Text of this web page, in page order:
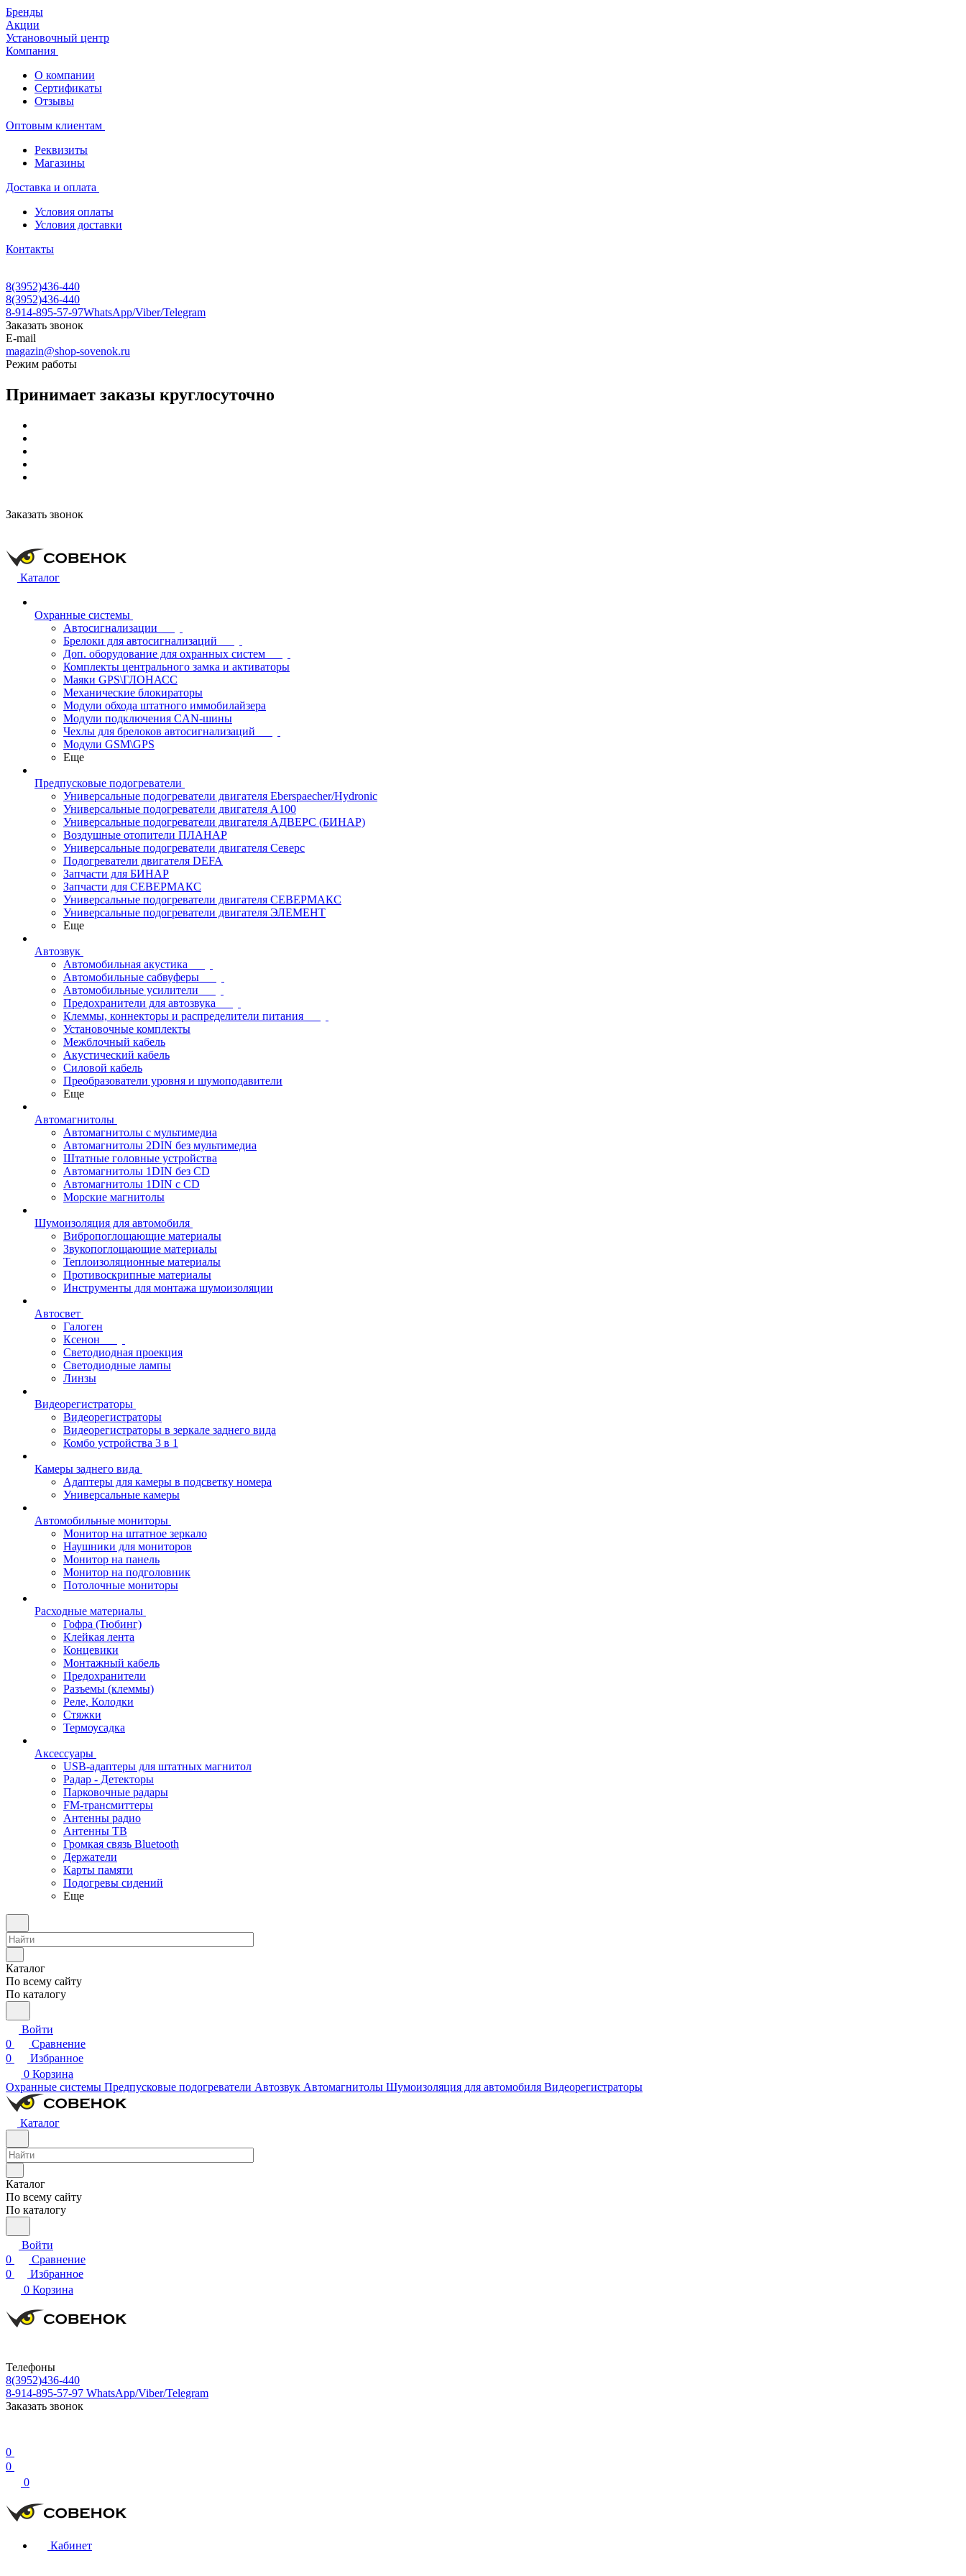
Бренды
Акции
Установочный центр
Компания
О компании
Сертификаты
Отзывы
Оптовым клиентам
Реквизиты
Магазины
Доставка и оплата
Условия оплаты
Условия доставки
Контакты
8(3952)436-440
8(3952)436-440
8-914-895-57-97WhatsApp/Viber/Telegram
Заказать звонок
E-mail
magazin@shop-sovenok.ru
Режим работы
Принимает заказы круглосуточно
Заказать звонок
Каталог
Охранные системы
Автосигнализации
Брелоки для автосигнализаций
Доп. оборудование для охранных систем
Комплекты центрального замка и активаторы
Маяки GPS\ГЛОНАСС
Механические блокираторы
Модули обхода штатного иммобилайзера
Модули подключения CAN-шины
Чехлы для брелоков автосигнализаций
Модули GSM\GPS
Еще
Предпусковые подогреватели
Универсальные подогреватели двигателя Eberspaecher/Hydronic
Универсальные подогреватели двигателя A100
Универсальные подогреватели двигателя АДВЕРС (БИНАР)
Воздушные отопители ПЛАНАР
Универсальные подогреватели двигателя Северс
Подогреватели двигателя DEFA
Запчасти для БИНАР
Запчасти для СЕВЕРМАКС
Универсальные подогреватели двигателя СЕВЕРМАКС
Универсальные подогреватели двигателя ЭЛЕМЕНТ
Еще
Автозвук
Автомобильная акустика
Автомобильные сабвуферы
Автомобильные усилители
Предохранители для автозвука
Клеммы, коннекторы и распределители питания
Установочные комплекты
Межблочный кабель
Акустический кабель
Силовой кабель
Преобразователи уровня и шумоподавители
Еще
Автомагнитолы
Автомагнитолы с мультимедиа
Автомагнитолы 2DIN без мультимедиа
Штатные головные устройства
Автомагнитолы 1DIN без CD
Автомагнитолы 1DIN с CD
Морские магнитолы
Шумоизоляция для автомобиля
Вибропоглощающие материалы
Звукопоглощающие материалы
Теплоизоляционные материалы
Противоскрипные материалы
Инструменты для монтажа шумоизоляции
Автосвет
Галоген
Ксенон
Светодиодная проекция
Светодиодные лампы
Линзы
Видеорегистраторы
Видеорегистраторы
Видеорегистраторы в зеркале заднего вида
Комбо устройства 3 в 1
Камеры заднего вида
Адаптеры для камеры в подсветку номера
Универсальные камеры
Автомобильные мониторы
Монитор на штатное зеркало
Наушники для мониторов
Монитор на панель
Монитор на подголовник
Потолочные мониторы
Расходные материалы
Гофра (Тюбинг)
Клейкая лента
Концевики
Монтажный кабель
Предохранители
Разъемы (клеммы)
Реле, Колодки
Стяжки
Термоусадка
Аксессуары
USB-адаптеры для штатных магнитол
Радар - Детекторы
Парковочные радары
FM-трансмиттеры
Антенны радио
Антенны ТВ
Громкая связь Bluetooth
Держатели
Карты памяти
Подогревы сидений
Еще
Каталог
По всему сайту
По каталогу
Войти
0
Сравнение
0
Избранное
0 Корзина
Охранные системы Предпусковые подогреватели Автозвук Автомагнитолы Шумоизоляция для автомобиля Видеорегистраторы
Каталог
Каталог
По всему сайту
По каталогу
Войти
0
Сравнение
0
Избранное
0 Корзина
Телефоны
8(3952)436-440
8-914-895-57-97 WhatsApp/Viber/Telegram
Заказать звонок
0
0
0
Кабинет